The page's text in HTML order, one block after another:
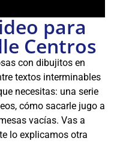
para
Centros
con dibujitos en
textos interminables
necesitas: una serie
cómo sacarle jugo a
vacías. Vas a
lo explicamos otra